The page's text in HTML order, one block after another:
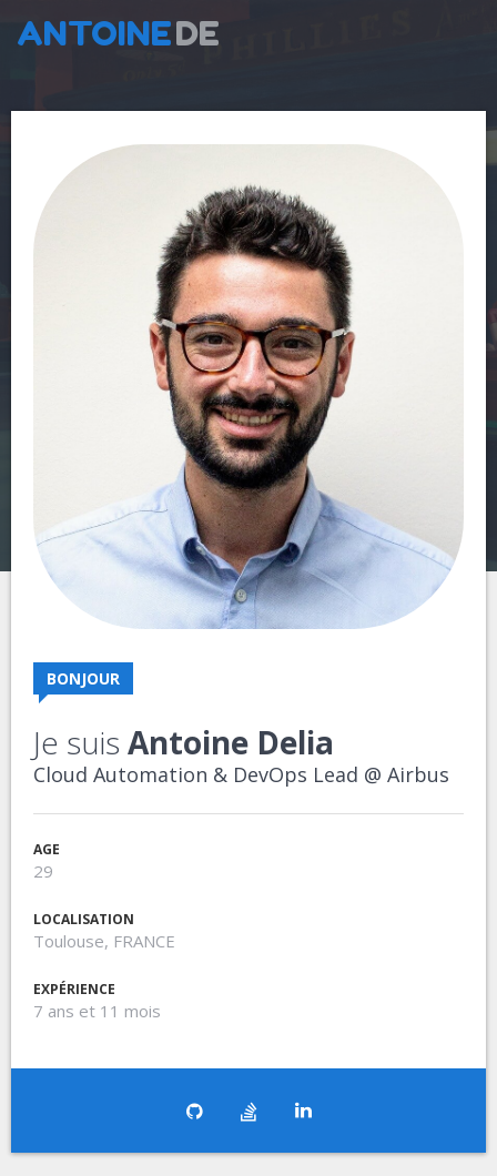
ANTOINEDE
BONJOUR
Je suis Antoine Delia
Cloud Automation & DevOps Lead @ Airbus
AGE
29
LOCALISATION
Toulouse, FRANCE
EXPÉRIENCE
7 ans et 11 mois